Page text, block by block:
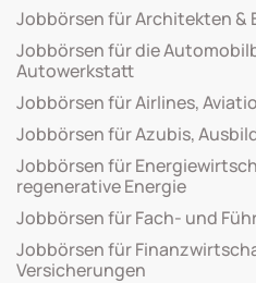
Jobbörsen für Architekten &
Jobbörsen für die
Autowerkstatt
Jobbörsen für Airlines,
Jobbörsen für Azubis,
Jobbörsen für
regenerative Energie
Jobbörsen für Fach- und
Jobbörsen für
Versicherungen